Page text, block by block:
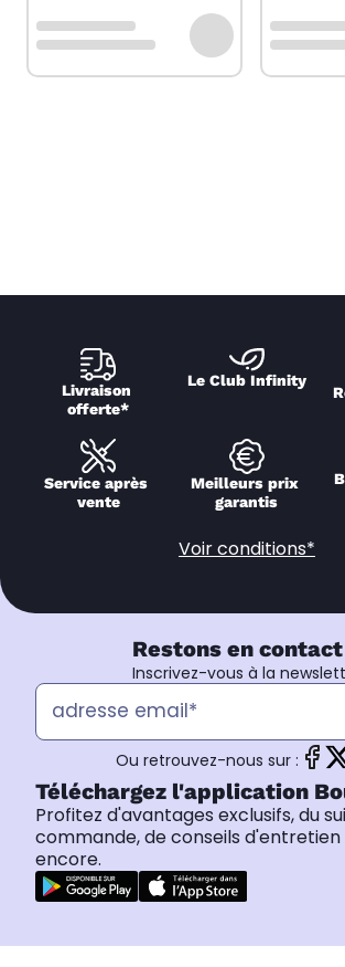
Livraison
offerte*
Le Club Infinity
Service après
vente
Meilleurs prix
garantis
Voir conditions*
Restons en
Inscrivez-vous à la
Ou retrouvez-nous sur :
Téléchargez l'application
Profitez d'avantages exclusifs, du
commande, de conseils d'entretien
encore.